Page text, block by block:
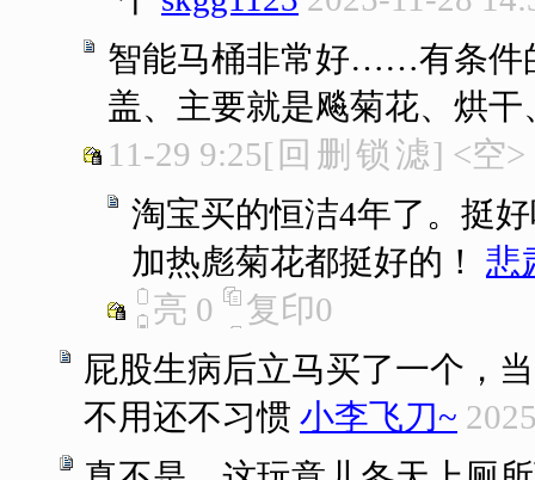
智能马桶非常好……有条件
盖、主要就是飚菊花、烘
11-29 9:25[ 回 删 锁 滤] <空>
淘宝买的恒洁4年了。挺
加热彪菊花都挺好的！
悲
亮 0 复印0
屁股生病后立马买了一个，
不用还不习惯 小李飞刀~